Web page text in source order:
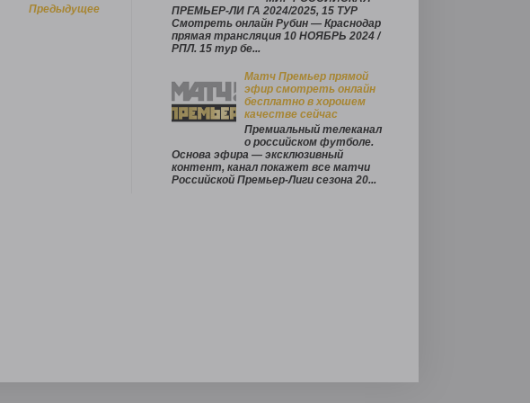
Предыдущее
ПРЕМЬЕР-ЛИ ГА 2024/2025, 15 ТУР
Смотреть онлайн Рубин — Краснодар
прямая трансляция 10 НОЯБРЬ 2024 /
РПЛ. 15 тур бе...
Матч Премьер прямой
эфир смотреть онлайн
бесплатно в хорошем
качестве сейчас
Премиальный телеканал
о российском футболе.
Основа эфира — эксклюзивный
контент, канал покажет все матчи
Российской Премьер‑Лиги сезона 20...